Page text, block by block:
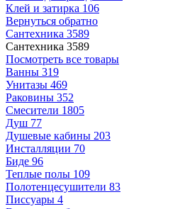
Клей и затирка 106
Вернуться обратно
Сантехника 3589
Сантехника 3589
Посмотреть все товары
Ванны 319
Унитазы 469
Раковины 352
Смесители 1805
Душ 77
Душевые кабины 203
Инсталляции 70
Биде 96
Теплые полы 109
Полотенцесушители 83
Писсуары 4